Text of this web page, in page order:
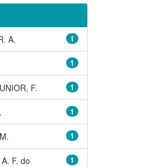
1
A.
1
1
F.
1
1
1
F. do